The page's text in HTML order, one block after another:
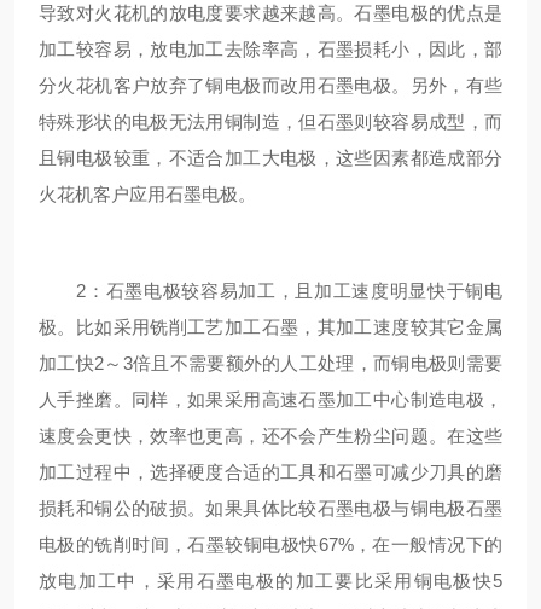
导致对火花机的放电度要求越来越高。石墨电极的优点是
加工较容易，放电加工去除率高，石墨损耗小，因此，部
分火花机客户放弃了铜电极而改用石墨电极。另外，有些
特殊形状的电极无法用铜制造，但石墨则较容易成型，而
且铜电极较重，不适合加工大电极，这些因素都造成部分
火花机客户应用石墨电极。
2：石墨电极较容易加工，且加工速度明显快于铜电
极。比如采用铣削工艺加工石墨，其加工速度较其它金属
加工快2～3倍且不需要额外的人工处理，而铜电极则需要
人手挫磨。同样，如果采用高速石墨加工中心制造电极，
速度会更快，效率也更高，还不会产生粉尘问题。在这些
加工过程中，选择硬度合适的工具和石墨可减少刀具的磨
损耗和铜公的破损。如果具体比较石墨电极与铜电极石墨
电极的铣削时间，石墨较铜电极快67%，在一般情况下的
放电加工中，采用石墨电极的加工要比采用铜电极快5